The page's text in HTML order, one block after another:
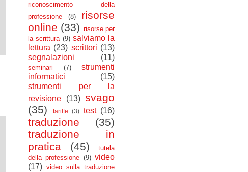
riconoscimento della
professione
(8)
risorse
online (33) risorse per
la scrittura (9) salviamo la
lettura (23) scrittori (13)
segnalazioni
(11)
seminari (7)
strumenti
informatici
(15)
strumenti per la
revisione
(13) svago
(35)
tariffe (3) test (16)
traduzione
(35)
traduzione in
pratica
(45)
tutela
della professione (9) video
(17) video sulla traduzione